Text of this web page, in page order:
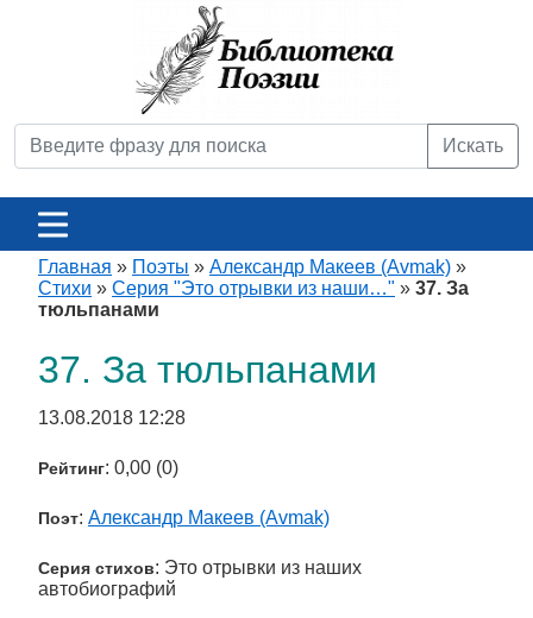
Искать
Главная » Поэты » Александр Макеев (Avmak) »
Стихи » Серия "Это отрывки из наши…" » 37. За
тюльпанами
37. За тюльпанами
13.08.2018 12:28
Рейтинг: 0,00 (0)
Поэт: Александр Макеев (Avmak)
Серия стихов: Это отрывки из наших
автобиографий